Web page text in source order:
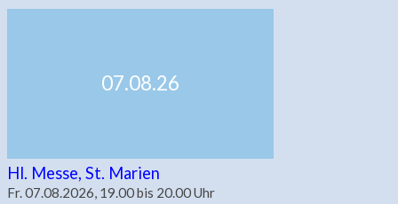
07.08.26
Hl. Messe, St. Marien
Fr. 07.08.2026, 19.00 bis 20.00 Uhr